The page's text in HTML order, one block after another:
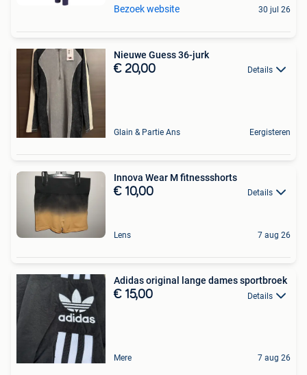
Bezoek website 30 jul 26
Nieuwe Guess 36-jurk
€ 20,00 Details
Glain & Partie Ans Eergisteren
Innova Wear M fitnessshorts
€ 10,00 Details
Lens 7 aug 26
Adidas original lange dames sportbroek
€ 15,00 Details
Mere 7 aug 26